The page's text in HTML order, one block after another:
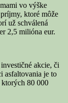
vo výške
ktoré môže
už schválená
2,5 milióna eur.
akcie, či
asfaltovania je to
ktorých 80 000